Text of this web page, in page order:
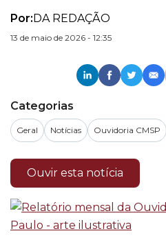
Por:DA REDAÇÃO
13 de maio de 2026 - 12:35
Categorias
Geral Notícias Ouvidoria CMSP
Ouvir esta notícia